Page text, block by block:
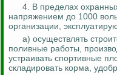
4. В пределах
напряжением до 1000
организации,
а) осуществлять
поливные работы,
устраивать спортивные
складировать корма,